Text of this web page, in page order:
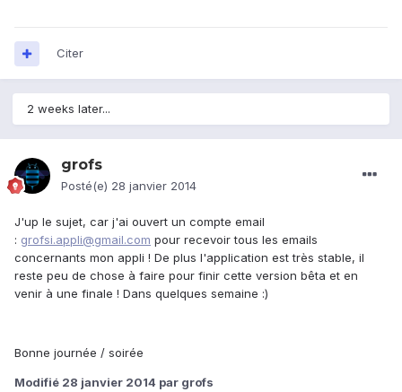
Citer
2 weeks later...
grofs
Posté(e) 28 janvier 2014
J'up le sujet, car j'ai ouvert un compte email
: grofsi.appli@gmail.com pour recevoir tous les emails
concernants mon appli ! De plus l'application est très stable, il
reste peu de chose à faire pour finir cette version bêta et en
venir à une finale ! Dans quelques semaine :)
Bonne journée / soirée
Modifié 28 janvier 2014 par grofs